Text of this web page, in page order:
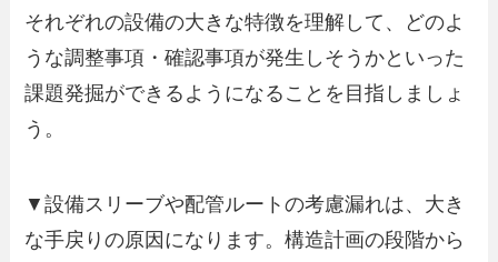
それぞれの設備の大きな特徴を理解して、どのよ
うな調整事項・確認事項が発生しそうかといった
課題発掘ができるようになることを目指しましょ
う。
▼設備スリーブや配管ルートの考慮漏れは、大き
な手戻りの原因になります。構造計画の段階から